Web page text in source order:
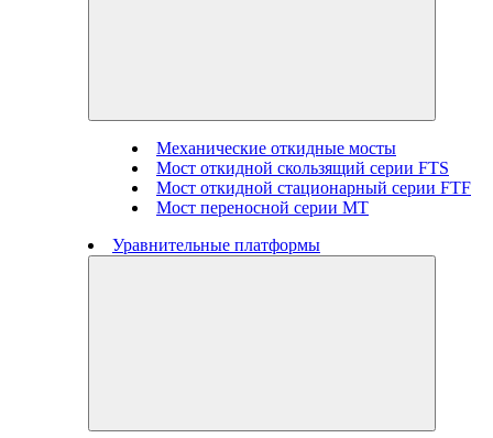
Механические откидные мосты
Мост откидной скользящий серии FTS
Мост откидной стационарный серии FTF
Мост переносной серии MT
Уравнительные платформы